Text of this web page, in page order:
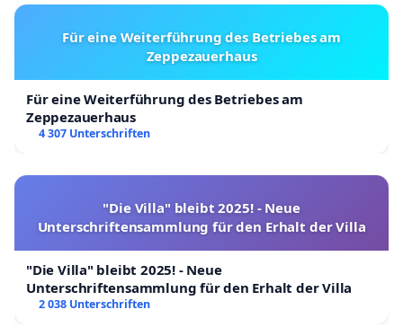
Für eine Weiterführung des Betriebes am
Zeppezauerhaus
Für eine Weiterführung des Betriebes am
Zeppezauerhaus
4 307 Unterschriften
"Die Villa" bleibt 2025! - Neue
Unterschriftensammlung für den Erhalt der Villa
"Die Villa" bleibt 2025! - Neue
Unterschriftensammlung für den Erhalt der Villa
2 038 Unterschriften